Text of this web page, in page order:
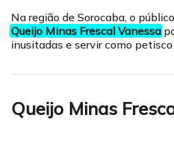
Na região de Sorocaba, o
Queijo Minas Frescal Vanessa
inusitadas e servir como
Queijo Minas